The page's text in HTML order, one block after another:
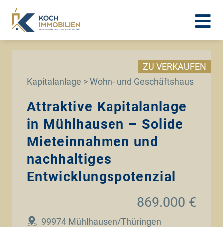
Kapitalanlage > Wohn- und Geschäftshaus
ZU VERKAUFEN
Attraktive Kapitalanlage
in Mühlhausen – Solide
Mieteinnahmen und
nachhaltiges
Entwicklungspotenzial
99974 Mühlhausen/Thüringen
869.000 €